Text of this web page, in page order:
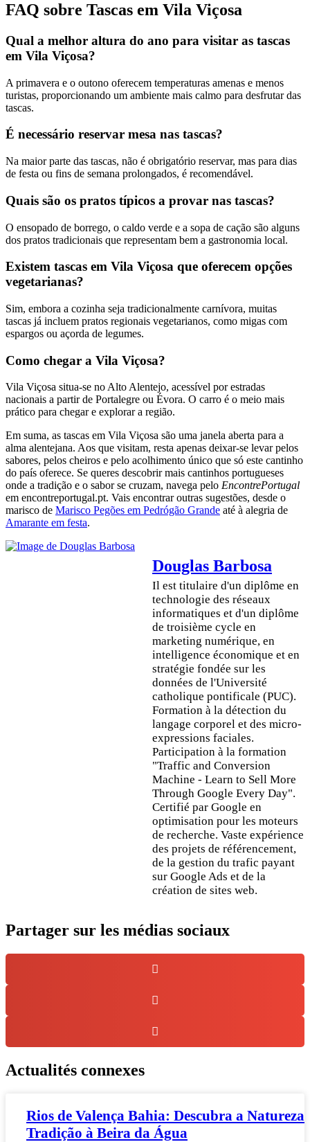
FAQ sobre Tascas em Vila Viçosa
Qual a melhor altura do ano para visitar as tascas
em Vila Viçosa?
A primavera e o outono oferecem temperaturas amenas e menos
turistas, proporcionando um ambiente mais calmo para desfrutar das
tascas.
É necessário reservar mesa nas tascas?
Na maior parte das tascas, não é obrigatório reservar, mas para dias
de festa ou fins de semana prolongados, é recomendável.
Quais são os pratos típicos a provar nas tascas?
O ensopado de borrego, o caldo verde e a sopa de cação são alguns
dos pratos tradicionais que representam bem a gastronomia local.
Existem tascas em Vila Viçosa que oferecem opções
vegetarianas?
Sim, embora a cozinha seja tradicionalmente carnívora, muitas
tascas já incluem pratos regionais vegetarianos, como migas com
espargos ou açorda de legumes.
Como chegar a Vila Viçosa?
Vila Viçosa situa-se no Alto Alentejo, acessível por estradas
nacionais a partir de Portalegre ou Évora. O carro é o meio mais
prático para chegar e explorar a região.
Em suma, as tascas em Vila Viçosa são uma janela aberta para a
alma alentejana. Aos que visitam, resta apenas deixar-se levar pelos
sabores, pelos cheiros e pelo acolhimento único que só este cantinho
do país oferece. Se queres descobrir mais cantinhos portugueses
onde a tradição e o sabor se cruzam, navega pelo EncontrePortugal
em encontreportugal.pt. Vais encontrar outras sugestões, desde o
marisco de Marisco Pegões em Pedrógão Grande até à alegria de
Amarante em festa.
Douglas Barbosa
Il est titulaire d'un diplôme en
technologie des réseaux
informatiques et d'un diplôme
de troisième cycle en
marketing numérique, en
intelligence économique et en
stratégie fondée sur les
données de l'Université
catholique pontificale (PUC).
Formation à la détection du
langage corporel et des micro-
expressions faciales.
Participation à la formation
"Traffic and Conversion
Machine - Learn to Sell More
Through Google Every Day".
Certifié par Google en
optimisation pour les moteurs
de recherche. Vaste expérience
des projets de référencement,
de la gestion du trafic payant
sur Google Ads et de la
création de sites web.
Partager sur les médias sociaux
Actualités connexes
Rios de Valença Bahia: Descubra a Natureza
Tradição à Beira da Água